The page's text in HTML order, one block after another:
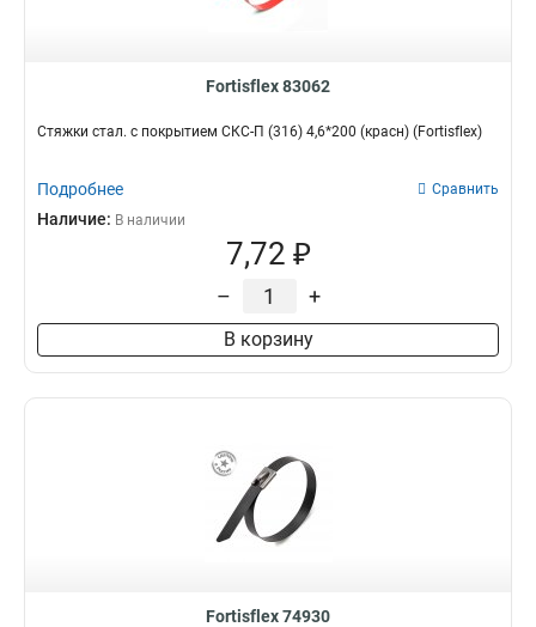
Fortisflex 83062
Стяжки стал. с покрытием СКС-П (316) 4,6*200 (красн) (Fortisflex)
Подробнее Сравнить
Наличие: В наличии
7,72 ₽
– +
В корзину
Fortisflex 74930